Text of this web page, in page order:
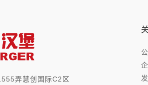
弄慧创国际C2区